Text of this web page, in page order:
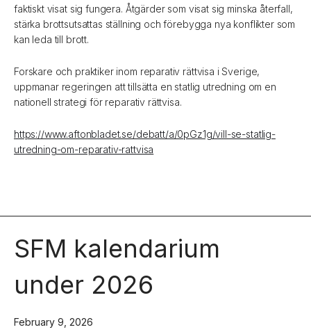
faktiskt visat sig fungera. Åtgärder som visat sig minska återfall,
stärka brottsutsattas ställning och förebygga nya konflikter som
kan leda till brott.
Forskare och praktiker inom reparativ rättvisa i Sverige,
uppmanar regeringen att tillsätta en statlig utredning om en
nationell strategi för reparativ rättvisa.
https://www.aftonbladet.se/debatt/a/0pGz1g/vill-se-statlig-
utredning-om-reparativ-rattvisa
SFM kalendarium
under 2026
February 9, 2026